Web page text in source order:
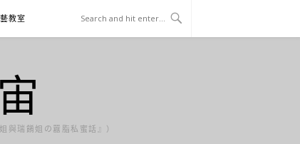
教室
與瑞餚姐の囂脂私蜜話』）